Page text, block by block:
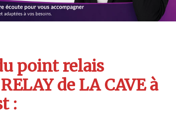
point relais
de LA CAVE à
: